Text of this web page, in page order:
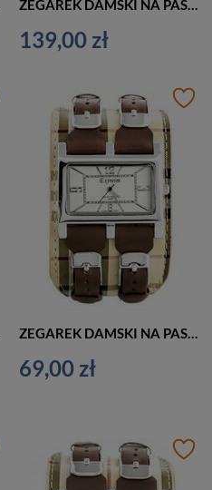
139,00 zł
ZEGAREK DAMSKI NA PASKU CASUAL EXTREIM EXT-Y013B-3A (zx674c)
69,00 zł